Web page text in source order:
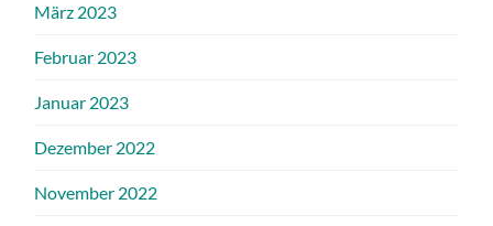
März 2023
Februar 2023
Januar 2023
Dezember 2022
November 2022